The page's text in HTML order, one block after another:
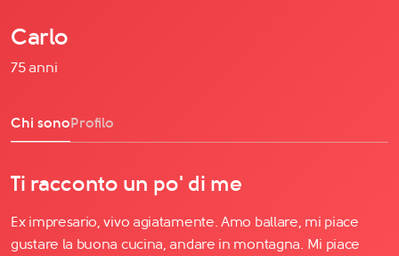
Carlo
75 anni
Chi sonoProfilo
Ti racconto un po' di me
Ex impresario, vivo agiatamente. Amo ballare, mi piace
gustare la buona cucina, andare in montagna. Mi piace